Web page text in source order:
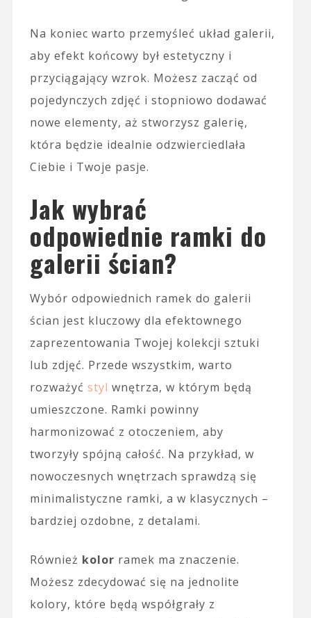
Na koniec warto przemyśleć układ galerii,
aby efekt końcowy był estetyczny i
przyciągający wzrok. Możesz zacząć od
pojedynczych zdjęć i stopniowo dodawać
nowe elementy, aż stworzysz galerię,
która będzie idealnie odzwierciedlała
Ciebie i Twoje pasje.
Jak wybrać
odpowiednie ramki do
galerii ścian?
Wybór odpowiednich ramek do galerii
ścian jest kluczowy dla efektownego
zaprezentowania Twojej kolekcji sztuki
lub zdjęć. Przede wszystkim, warto
rozważyć styl wnętrza, w którym będą
umieszczone. Ramki powinny
harmonizować z otoczeniem, aby
tworzyły spójną całość. Na przykład, w
nowoczesnych wnętrzach sprawdzą się
minimalistyczne ramki, a w klasycznych –
bardziej ozdobne, z detalami.
Również kolor ramek ma znaczenie.
Możesz zdecydować się na jednolite
kolory, które będą współgrały z